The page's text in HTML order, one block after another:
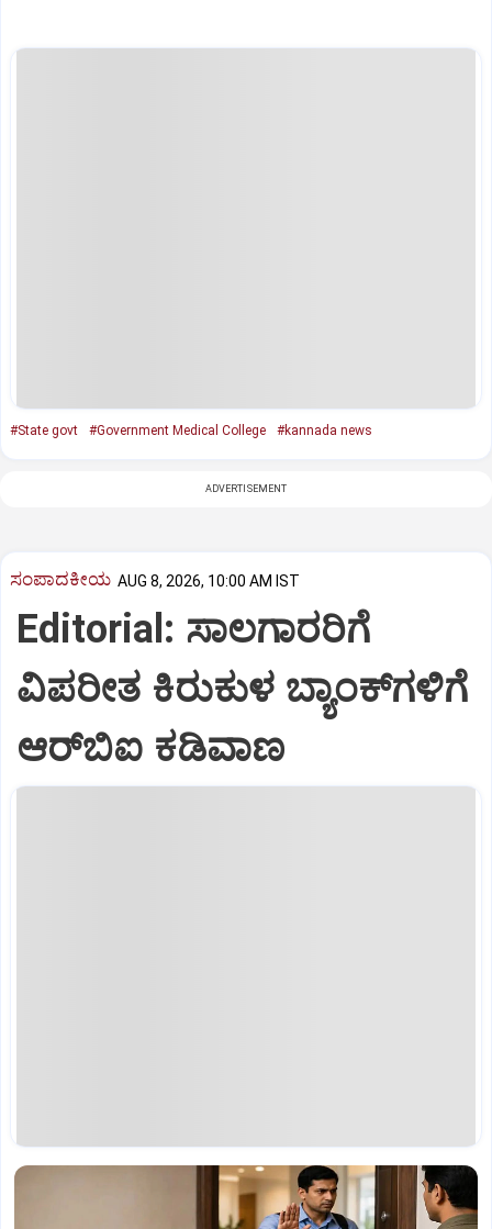
#State govt #Government Medical College #kannada news
ADVERTISEMENT
ಸಂಪಾದಕೀಯ AUG 8, 2026, 10:00 AM IST
Editorial: ಸಾಲಗಾರರಿಗೆ
ವಿಪರೀತ ಕಿರುಕುಳ ಬ್ಯಾಂಕ್‌ಗಳಿಗೆ
ಆರ್‌ಬಿಐ ಕಡಿವಾಣ